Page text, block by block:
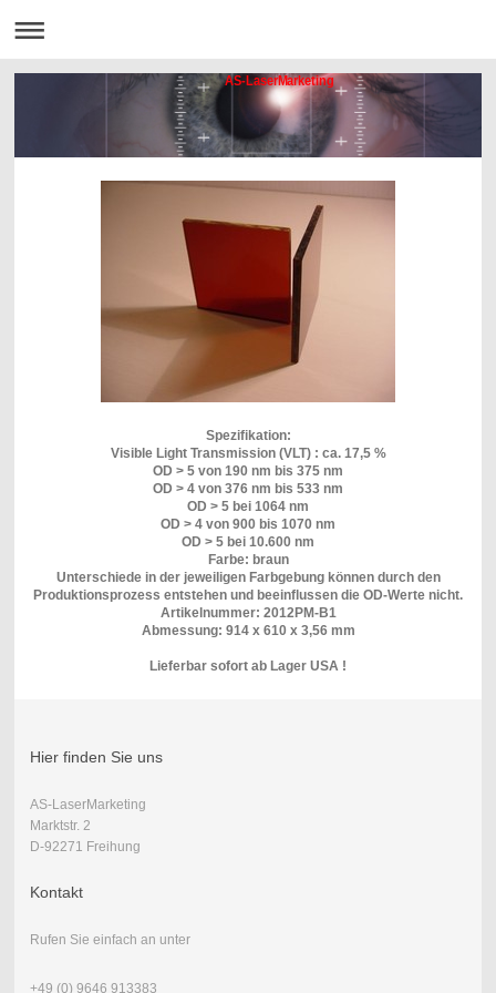
AS-LaserMarketing
Spezifikation:
Visible Light Transmission (VLT) : ca. 17,5 %
OD > 5 von 190 nm bis 375 nm
OD > 4 von 376 nm bis 533 nm
OD > 5 bei 1064 nm
OD > 4 von 900 bis 1070 nm
OD > 5 bei 10.600 nm
Farbe: braun
Unterschiede in der jeweiligen Farbgebung können durch den
Produktionsprozess entstehen und beeinflussen die OD-Werte nicht.
Artikelnummer: 2012PM-B1
Abmessung: 914 x 610 x 3,56 mm
Lieferbar sofort ab Lager USA !
Hier finden Sie uns
AS-LaserMarketing
Marktstr. 2
D-92271 Freihung
Kontakt
Rufen Sie einfach an unter
+49 (0) 9646 913383